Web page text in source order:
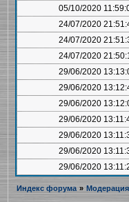
05/10/2020
24/07/2020
24/07/2020
24/07/2020
29/06/2020
29/06/2020
29/06/2020
29/06/2020
29/06/2020
29/06/2020
29/06/2020
Индекс форума » Модерация